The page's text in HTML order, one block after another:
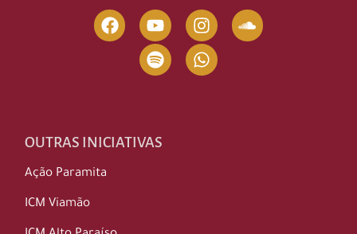
OUTRAS INICIATIVAS
Ação Paramita
ICM Viamão